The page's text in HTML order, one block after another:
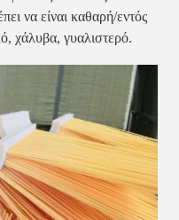
να είναι καθαρή/εντός
χάλυβα, γυαλιστερό.